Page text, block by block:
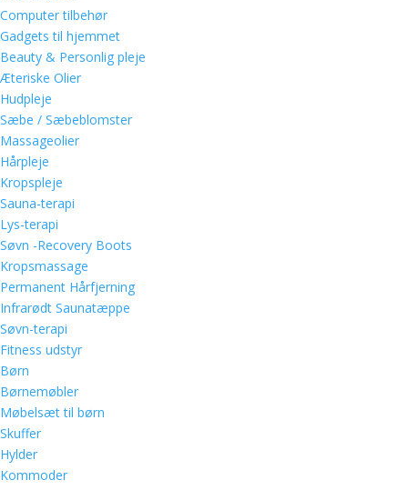
Computer tilbehør
Gadgets til hjemmet
Beauty & Personlig pleje
Æteriske Olier
Hudpleje
Sæbe / Sæbeblomster
Massageolier
Hårpleje
Kropspleje
Sauna-terapi
Lys-terapi
Søvn -Recovery Boots
Kropsmassage
Permanent Hårfjerning
Infrarødt Saunatæppe
Søvn-terapi
Fitness udstyr
Børn
Børnemøbler
Møbelsæt til børn
Skuffer
Hylder
Kommoder